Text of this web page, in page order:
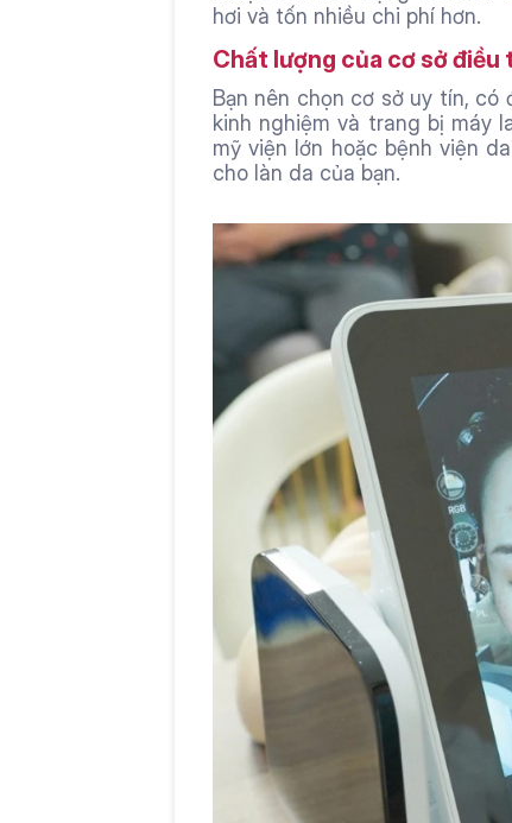
hơi và tốn nhiều chi phí hơn.
Chất lượng của cơ sở điều
Bạn nên chọn cơ sở uy tín, có
kinh nghiệm và trang bị máy
mỹ viện lớn hoặc bệnh viện
cho làn da của bạn.